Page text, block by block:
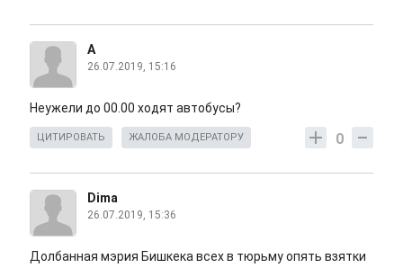
А
26.07.2019, 15:16
Неужели до 00.00 ходят автобусы?
0
ЦИТИРОВАТЬ ЖАЛОБА МОДЕРАТОРУ
Dima
26.07.2019, 15:36
Долбанная мэрия Бишкека всех в тюрьму опять взятки